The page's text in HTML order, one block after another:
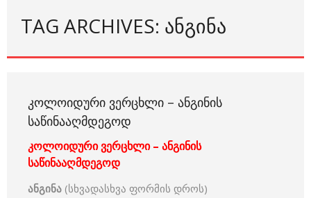
TAG ARCHIVES: ᲐᲜᲒᲘᲜᲐ
ᲙᲝᲚᲝᲘᲓᲣᲠᲘ ᲕᲔᲠᲪᲮᲚᲘ – ᲐᲜᲒᲘᲜᲘᲡ
ᲡᲐᲬᲘᲜᲐᲐᲦᲛᲓᲔᲒᲝᲓ
კოლოიდური ვერცხლი – ანგინის
საწინააღმდეგოდ
ანგინა (სხვადასხვა ფორმის დროს)